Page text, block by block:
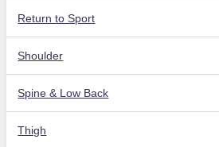
Return to Sport
Shoulder
Spine & Low Back
Thigh